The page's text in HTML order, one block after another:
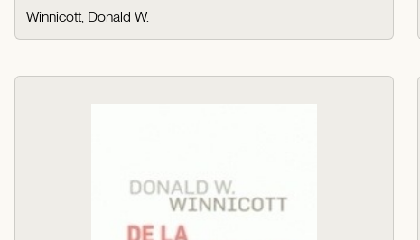
Winnicott, Donald W.